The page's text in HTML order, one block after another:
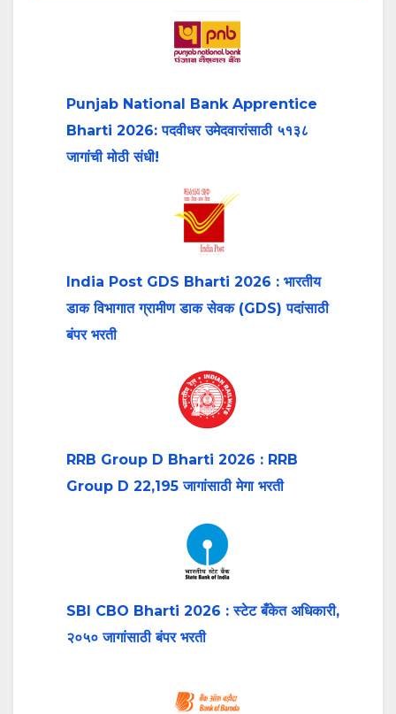
Punjab National Bank Apprentice
Bharti 2026: पदवीधर उमेदवारांसाठी ५१३८
जागांची मोठी संधी!
India Post GDS Bharti 2026 : भारतीय
डाक विभागात ग्रामीण डाक सेवक (GDS) पदांसाठी
बंपर भरती
RRB Group D Bharti 2026 : RRB
Group D 22,195 जागांसाठी मेगा भरती
SBI CBO Bharti 2026 : स्टेट बँकेत अधिकारी,
२०५० जागांसाठी बंपर भरती